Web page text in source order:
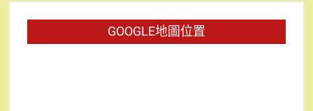
GOOGLE地圖位置